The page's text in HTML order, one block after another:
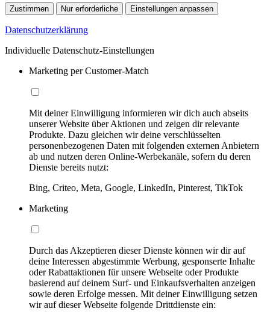
Zustimmen Nur erforderliche Einstellungen anpassen
Datenschutzerklärung
Individuelle Datenschutz-Einstellungen
Marketing per Customer-Match
Mit deiner Einwilligung informieren wir dich auch abseits
unserer Website über Aktionen und zeigen dir relevante
Produkte. Dazu gleichen wir deine verschlüsselten
personenbezogenen Daten mit folgenden externen Anbietern
ab und nutzen deren Online-Werbekanäle, sofern du deren
Dienste bereits nutzt:
Bing, Criteo, Meta, Google, LinkedIn, Pinterest, TikTok
Marketing
Durch das Akzeptieren dieser Dienste können wir dir auf
deine Interessen abgestimmte Werbung, gesponserte Inhalte
oder Rabattaktionen für unsere Webseite oder Produkte
basierend auf deinem Surf- und Einkaufsverhalten anzeigen
sowie deren Erfolge messen. Mit deiner Einwilligung setzen
wir auf dieser Webseite folgende Drittdienste ein: